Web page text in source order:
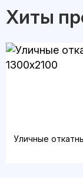
Хиты
Уличные